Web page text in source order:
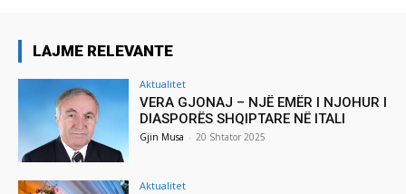
LAJME RELEVANTE
Aktualitet
VERA GJONAJ – NJË EMËR I NJOHUR I
DIASPORËS SHQIPTARE NË ITALI
Gjin Musa - 20 Shtator 2025
Aktualitet